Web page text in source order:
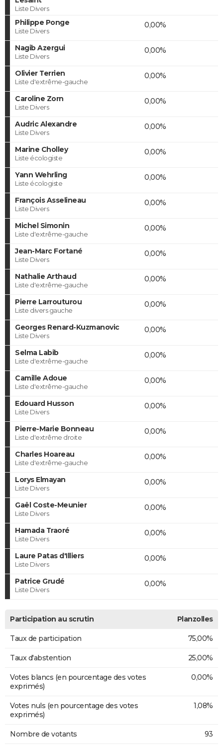
Liste Divers
Philippe Ponge
Liste Divers
0,00%
Nagib Azergui
Liste Divers
0,00%
Olivier Terrien
Liste d'extrême-gauche
0,00%
Caroline Zorn
Liste Divers
0,00%
Audric Alexandre
Liste Divers
0,00%
Marine Cholley
Liste écologiste
0,00%
Yann Wehrling
Liste écologiste
0,00%
François Asselineau
Liste Divers
0,00%
Michel Simonin
Liste d'extrême-gauche
0,00%
Jean-Marc Fortané
Liste Divers
0,00%
Nathalie Arthaud
Liste d'extrême-gauche
0,00%
Pierre Larrouturou
Liste divers gauche
0,00%
Georges Renard-Kuzmanovic
Liste Divers
0,00%
Selma Labib
Liste d'extrême-gauche
0,00%
Camille Adoue
Liste d'extrême-gauche
0,00%
Edouard Husson
Liste Divers
0,00%
Pierre-Marie Bonneau
Liste d'extrême droite
0,00%
Charles Hoareau
Liste d'extrême-gauche
0,00%
Lorys Elmayan
Liste Divers
0,00%
Gaël Coste-Meunier
Liste Divers
0,00%
Hamada Traoré
Liste Divers
0,00%
Laure Patas d'Illiers
Liste Divers
0,00%
Patrice Grudé
Liste Divers
0,00%
Participation au scrutin Planzolles
Taux de participation 75,00%
Taux d'abstention 25,00%
Votes blancs (en pourcentage des votes
exprimés)
0,00%
Votes nuls (en pourcentage des votes
exprimés)
1,08%
Nombre de votants 93